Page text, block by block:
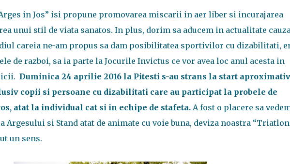
in Jos” isi propune promovarea miscarii in aer liber si incurajarea
unui stil de viata sanatos. In plus, dorim sa aducem in actualitate
careia ne-am propus sa dam posibilitatea sportivilor cu dizabilitati,
de razboi, sa ia parte la Jocurile Invictus ce vor avea loc anul acesta in
Duminica 24 aprilie 2016 la Pitesti s-au strans la start aproximativ
copii si persoane cu dizabilitati care au participat la probele de
atat la individual cat si in echipe de stafeta.A fost o placere sa
si Stand atat de animate cu voie buna, deviza noastra “Triatlon
un sens.